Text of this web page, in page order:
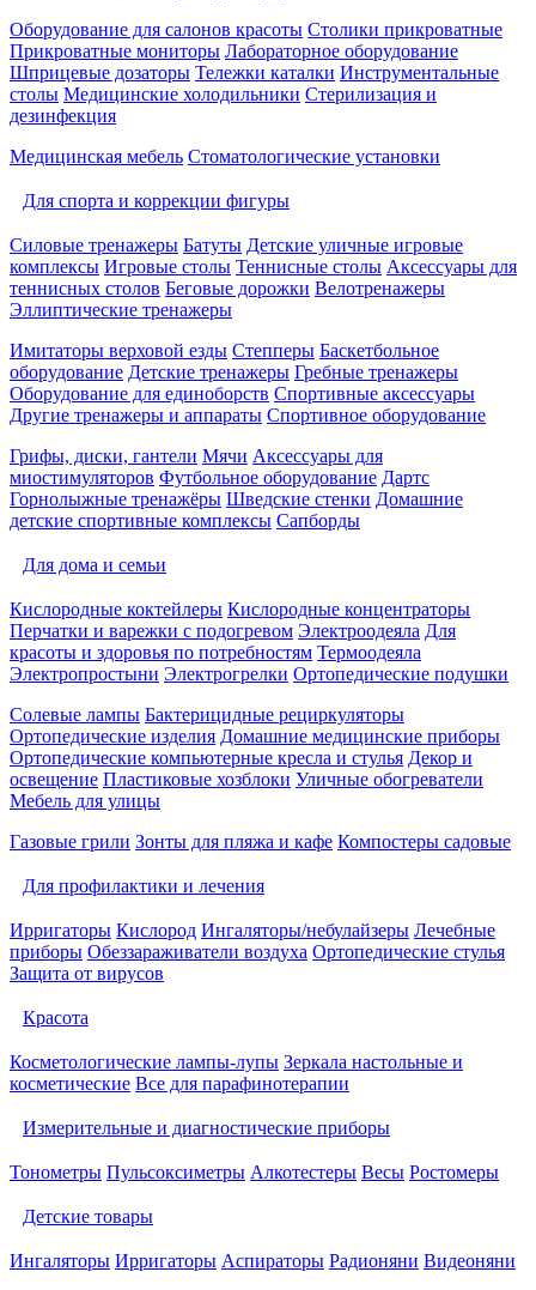
Оборудование для салонов красоты Столики прикроватные
Прикроватные мониторы Лабораторное оборудование
Шприцевые дозаторы Тележки каталки Инструментальные
столы Медицинские холодильники Стерилизация и
дезинфекция
Медицинская мебель Стоматологические установки
Для спорта и коррекции фигуры
Силовые тренажеры Батуты Детские уличные игровые
комплексы Игровые столы Теннисные столы Аксессуары для
теннисных столов Беговые дорожки Велотренажеры
Эллиптические тренажеры
Имитаторы верховой езды Степперы Баскетбольное
оборудование Детские тренажеры Гребные тренажеры
Оборудование для единоборств Спортивные аксессуары
Другие тренажеры и аппараты Спортивное оборудование
Грифы, диски, гантели Мячи Аксессуары для
миостимуляторов Футбольное оборудование Дартс
Горнолыжные тренажёры Шведские стенки Домашние
детские спортивные комплексы Сапборды
Для дома и семьи
Кислородные коктейлеры Кислородные концентраторы
Перчатки и варежки с подогревом Электроодеяла Для
красоты и здоровья по потребностям Термоодеяла
Электропростыни Электрогрелки Ортопедические подушки
Солевые лампы Бактерицидные рециркуляторы
Ортопедические изделия Домашние медицинские приборы
Ортопедические компьютерные кресла и стулья Декор и
освещение Пластиковые хозблоки Уличные обогреватели
Мебель для улицы
Газовые грили Зонты для пляжа и кафе Компостеры садовые
Для профилактики и лечения
Ирригаторы Кислород Ингаляторы/небулайзеры Лечебные
приборы Обеззараживатели воздуха Ортопедические стулья
Защита от вирусов
Красота
Косметологические лампы-лупы Зеркала настольные и
косметические Все для парафинотерапии
Измерительные и диагностические приборы
Тонометры Пульсоксиметры Алкотестеры Весы Ростомеры
Детские товары
Ингаляторы Ирригаторы Аспираторы Радионяни Видеоняни